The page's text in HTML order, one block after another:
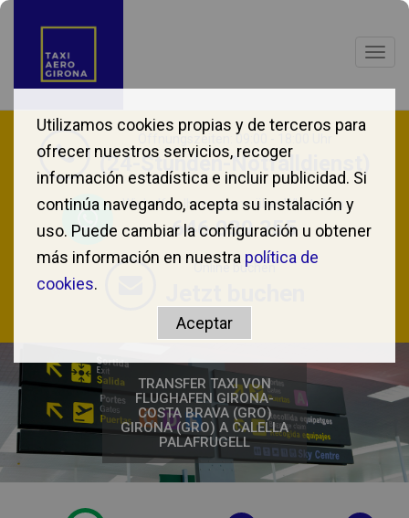
Öffnungszeiten: 09:00 - 18:00 Uhr
(24-Stunden-Notfalldienst)
Wir helfen Ihnen gerne über WhatsApp.
646 039 355
Online buchen
TRANSFER TAXI VON
FLUGHAFEN GIRONA-
COSTA BRAVA (GRO)
GIRONA (GRO) A CALELLA
PALAFRUGELL
Utilizamos cookies propias y de terceros para
ofrecer nuestros servicios, recoger
información estadística e incluir publicidad. Si
continúa navegando, acepta su instalación y
uso. Puede cambiar la configuración u obtener
más información en nuestra política de
cookies.